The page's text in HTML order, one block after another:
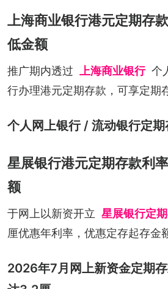
上海商业银行港元定期存
低金额
推广期内透过 上海商业银行 个
行办理港元定期存款，可享定期
个人网上银行 / 流动银行定期
星展银行港元定期存款利
额
于网上以新资开立 星展银行定
厘优惠年利率，优惠定存起存金
2026年7月网上新资金定期